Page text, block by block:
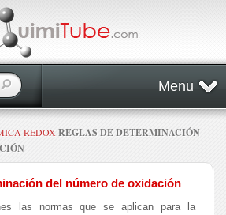
Menu
REDOXREGLAS DE DETERMINACIÓN
del número de oxidación
las normas que se aplican para la